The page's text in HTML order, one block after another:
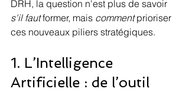
DRH, la question n'est plus de savoir
s'il faut former, mais comment prioriser
ces nouveaux piliers stratégiques.
1. L’Intelligence
Artificielle : de l’outil